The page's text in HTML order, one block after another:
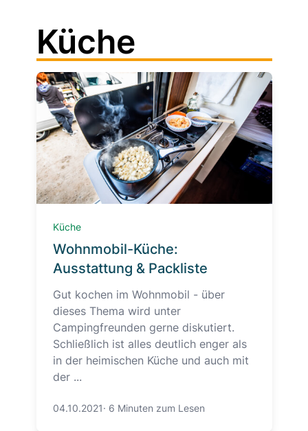
Küche
Küche
Wohnmobil-Küche:
Ausstattung & Packliste
Gut kochen im Wohnmobil - über
dieses Thema wird unter
Campingfreunden gerne diskutiert.
Schließlich ist alles deutlich enger als
in der heimischen Küche und auch mit
der ...
04.10.2021· 6 Minuten zum Lesen